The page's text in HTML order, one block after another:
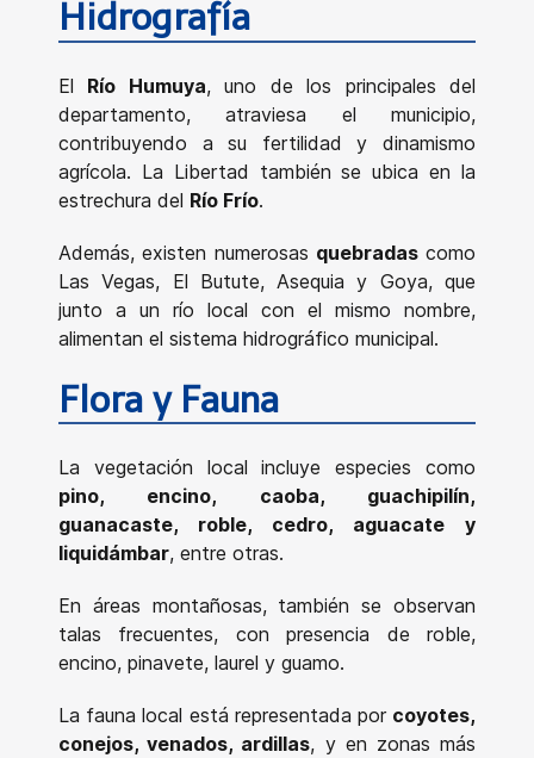
Hidrografía
El Río Humuya, uno de los principales del
departamento, atraviesa el municipio,
contribuyendo a su fertilidad y dinamismo
agrícola. La Libertad también se ubica en la
estrechura del Río Frío.
Además, existen numerosas quebradascomo
Las Vegas, El Butute, Asequia y Goya, que
junto a un río local con el mismo nombre,
alimentan el sistema hidrográfico municipal.
Flora y Fauna
La vegetación local incluye especies como
pino, encino, caoba, guachipilín,
guanacaste, roble, cedro, aguacate y
liquidámbar, entre otras.
En áreas montañosas, también se observan
talas frecuentes, con presencia de roble,
encino, pinavete, laurel y guamo.
La fauna local está representada por coyotes,
conejos, venados, ardillas, y en zonas más